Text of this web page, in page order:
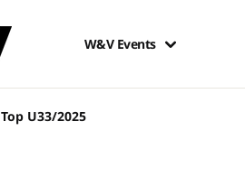
W&V Events
Top U33/2025